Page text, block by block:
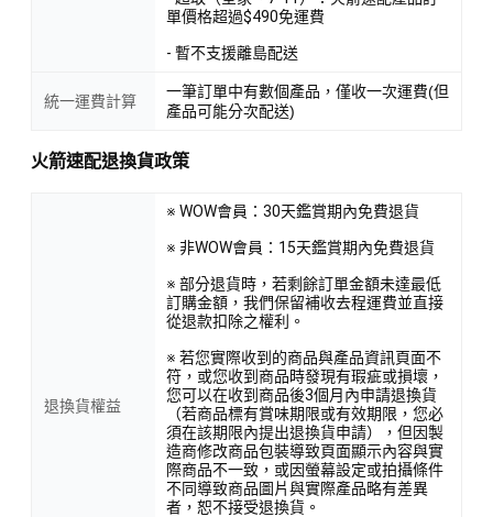
單價格超過$490免運費
- 暫不支援離島配送
統一運費計算
一筆訂單中有數個產品，僅收一次運費(但
產品可能分次配送)
火箭速配退換貨政策
退換貨權益
※ WOW會員：30天鑑賞期內免費退貨
※ 非WOW會員：15天鑑賞期內免費退貨
※ 部分退貨時，若剩餘訂單金額未達最低
訂購金額，我們保留補收去程運費並直接
從退款扣除之權利。
※ 若您實際收到的商品與產品資訊頁面不
符，或您收到商品時發現有瑕疵或損壞，
您可以在收到商品後3個月內申請退換貨
（若商品標有賞味期限或有效期限，您必
須在該期限內提出退換貨申請），但因製
造商修改商品包裝導致頁面顯示內容與實
際商品不一致，或因螢幕設定或拍攝條件
不同導致商品圖片與實際產品略有差異
者，恕不接受退換貨。